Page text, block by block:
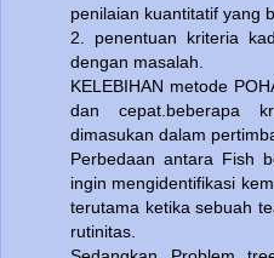
penilaian kuantitatif yang
2. penentuan kriteria
dengan masalah.
KELEBIHAN metode
dan cepat.beberapa
dimasukan dalam
Perbedaan antara Fish
ingin mengidentifikasi
terutama ketika sebuah
rutinitas.